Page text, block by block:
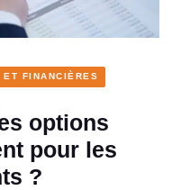
FINANCIÈRES
options
pour les
?